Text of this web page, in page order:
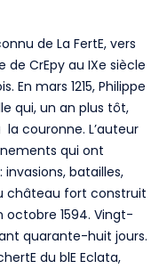
de La FertE, vers
CrEpy au IXe siècle
En mars 1215, Philippe
qui, un an plus tôt,
couronne. L’auteur
qui ont
batailles,
château fort construit
octobre 1594. Vingt-
quarante-huit jours.
du blE Eclata,